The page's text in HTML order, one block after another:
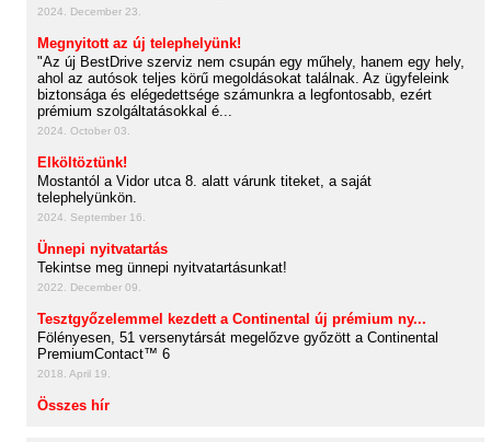
2024. December 23.
Megnyitott az új telephelyünk!
"Az új BestDrive szerviz nem csupán egy műhely, hanem egy hely,
ahol az autósok teljes körű megoldásokat találnak. Az ügyfeleink
biztonsága és elégedettsége számunkra a legfontosabb, ezért
prémium szolgáltatásokkal é...
2024. October 03.
Elköltöztünk!
Mostantól a Vidor utca 8. alatt várunk titeket, a saját
telephelyünkön.
2024. September 16.
Ünnepi nyitvatartás
Tekintse meg ünnepi nyitvatartásunkat!
2022. December 09.
Tesztgyőzelemmel kezdett a Continental új prémium ny...
Fölényesen, 51 versenytársát megelőzve győzött a Continental
PremiumContact™ 6
2018. April 19.
Összes hír